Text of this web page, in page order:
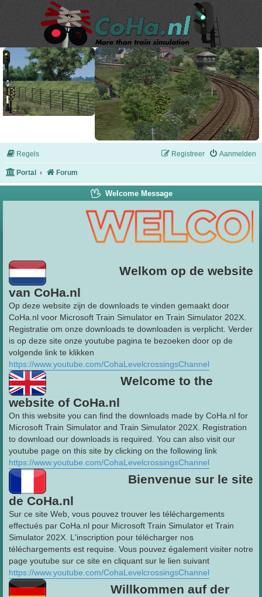
Regels Aanmelden
Registreer
Portal Forum
Welcome Message
Welkom op de website
van CoHa.nl
Op deze website zijn de downloads te vinden gemaakt door
CoHa.nl voor Microsoft Train Simulator en Train Simulator 202X.
Registratie om onze downloads te downloaden is verplicht. Verder
is op deze site onze youtube pagina te bezoeken door op de
volgende link te klikken
https://www.youtube.com/CohaLevelcrossingsChannel
Welcome to the
website of CoHa.nl
On this website you can find the downloads made by CoHa.nl for
Microsoft Train Simulator and Train Simulator 202X. Registration
to download our downloads is required. You can also visit our
youtube page on this site by clicking on the following link
https://www.youtube.com/CohaLevelcrossingsChannel
Bienvenue sur le site
de CoHa.nl
Sur ce site Web, vous pouvez trouver les téléchargements
effectués par CoHa.nl pour Microsoft Train Simulator et Train
Simulator 202X. L'inscription pour télécharger nos
téléchargements est requise. Vous pouvez également visiter notre
page youtube sur ce site en cliquant sur le lien suivant
https://www.youtube.com/CohaLevelcrossingsChannel
Willkommen auf der